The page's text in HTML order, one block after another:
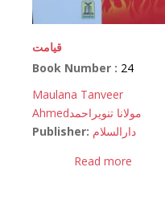
قیامت
Book Number : 24
Maulana Tanveer
Ahmedمولانا تنویراحمد
Publisher: دارالسلام
Read more